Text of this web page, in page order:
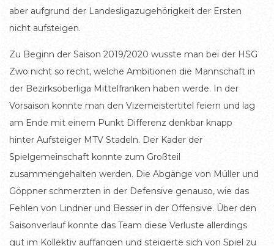
aber aufgrund der Landesligazugehörigkeit der Ersten
nicht aufsteigen.
Zu Beginn der Saison 2019/2020 wusste man bei der HSG
Zwo nicht so recht, welche Ambitionen die Mannschaft in
der Bezirksoberliga Mittelfranken haben werde. In der
Vorsaison konnte man den Vizemeistertitel feiern und lag
am Ende mit einem Punkt Differenz denkbar knapp
hinter Aufsteiger MTV Stadeln. Der Kader der
Spielgemeinschaft konnte zum Großteil
zusammengehalten werden. Die Abgänge von Müller und
Göppner schmerzten in der Defensive genauso, wie das
Fehlen von Lindner und Besser in der Offensive. Über den
Saisonverlauf konnte das Team diese Verluste allerdings
gut im Kollektiv auffangen und steigerte sich von Spiel zu